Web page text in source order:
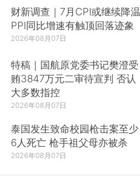
财新调查｜7月CPI或继续降温
PPI同比增速有触顶回落迹象
2026年08月07日
特稿｜国航原党委书记樊澄受
贿3847万元二审待宣判 否认
大多数指控
2026年08月07日
泰国发生致命校园枪击案至少
6人死亡 枪手祖父母亦被杀
2026年08月07日